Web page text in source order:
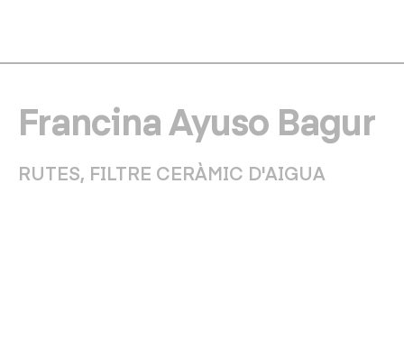
Francina Ayuso Bagur
RUTES, FILTRE CERÀMIC D'AIGUA